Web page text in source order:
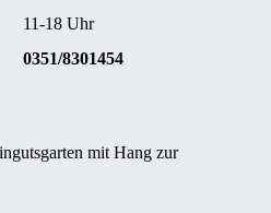
11-18 Uhr
0351/8301454
mit Hang zur